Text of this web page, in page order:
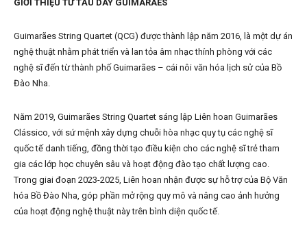
GIỚI THIỆU TỨ TẤU DÂY GUIMARÃES
Guimarães String Quartet (QCG) được thành lập năm 2016, là một dự án
nghệ thuật nhằm phát triển và lan tỏa âm nhạc thính phòng với các
nghệ sĩ đến từ thành phố Guimarães – cái nôi văn hóa lịch sử của Bồ
Đào Nha.
Năm 2019, Guimarães String Quartet sáng lập Liên hoan Guimarães
Clássico, với sứ mệnh xây dựng chuỗi hòa nhạc quy tụ các nghệ sĩ
quốc tế danh tiếng, đồng thời tạo điều kiện cho các nghệ sĩ trẻ tham
gia các lớp học chuyên sâu và hoạt động đào tạo chất lượng cao.
Trong giai đoạn 2023-2025, Liên hoan nhận được sự hỗ trợ của Bộ Văn
hóa Bồ Đào Nha, góp phần mở rộng quy mô và nâng cao ảnh hưởng
của hoạt động nghệ thuật này trên bình diện quốc tế.